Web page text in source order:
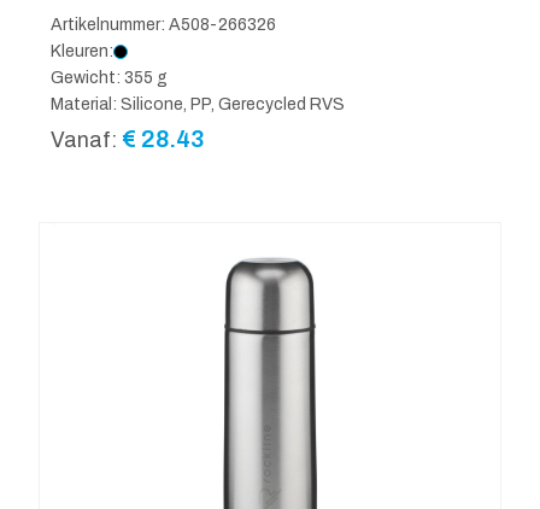
Artikelnummer: A508-266326
Kleuren:
Gewicht: 355 g
Material: Silicone, PP, Gerecycled RVS
Vanaf: € 28.43